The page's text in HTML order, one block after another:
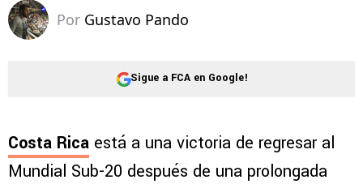
Por Gustavo Pando
Sigue a FCA en Google!
Costa Rica está a una victoria de regresar al
Mundial Sub-20 después de una prolongada